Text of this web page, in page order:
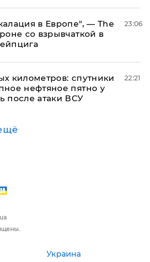
в Европе", — The
со взрывчаткой в
23:06
километров: спутники
нефтяное пятно у
после атаки ВСУ
22:21
Украина